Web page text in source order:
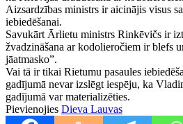
Aizsardzības ministrs ir aicinājis visus
iebiedēšanai.
Savukārt Ārlietu ministrs Rinkēvičs ir
žvadzināšana ar kodolieročiem ir blefs
jāatmasko”.
Vai tā ir tikai Rietumu pasaules
gadījumā nevar izslēgt iespēju, ka
gadījumā var materializēties.
Pievienojies Dieva Lauvas